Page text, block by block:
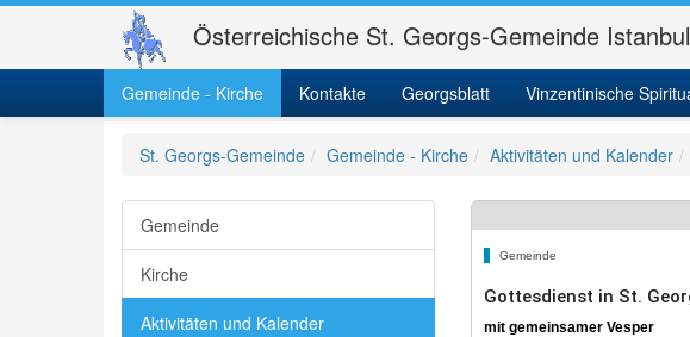
Österreichische St. Georgs-Gemeinde Istanbul
Gemeinde - Kirche Kontakte Georgsblatt Vinzentinische
St. Georgs-Gemeinde Gemeinde - Kirche Aktivitäten und Kalender
Gemeinde
Kirche
Aktivitäten und Kalender
Gemeinde
Gottesdienst in St.
mit gemeinsamer Vesper